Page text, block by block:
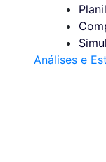
Análises e